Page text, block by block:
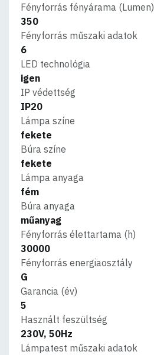
Fényforrás fényárama (Lumen)
350
Fényforrás műszaki adatok
6
LED technológia
igen
IP védettség
IP20
Lámpa színe
fekete
Búra színe
fekete
Lámpa anyaga
fém
Búra anyaga
műanyag
Fényforrás élettartama (h)
30000
Fényforrás energiaosztály
G
Garancia (év)
5
Használt feszültség
230V, 50Hz
Lámpatest műszaki adatok